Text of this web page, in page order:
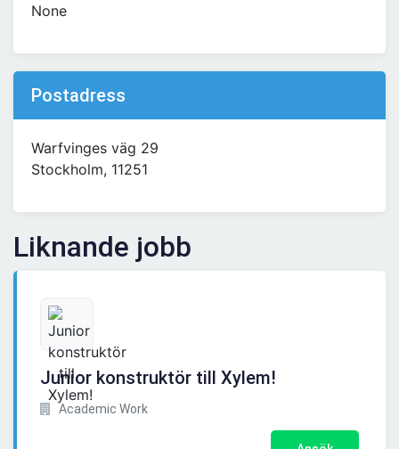
None
Postadress
Warfvinges väg 29
Stockholm, 11251
Liknande jobb
Junior konstruktör till Xylem!
Academic Work